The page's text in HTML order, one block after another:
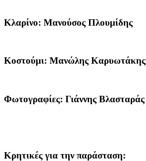
Κλαρίνο: Μανούσος Πλουμίδης
Κοστούμι: Μανώλης Καρυωτάκης
Φωτογραφίες: Γιάννης Βλασταράς
Κρητικές για την παράσταση: